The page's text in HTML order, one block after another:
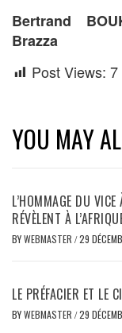
Bertrand
Brazza
Post Views: 7
YOU MAY
L’HOMMAGE DU VICE
RÉVÈLENT À
BYWEBMASTER /29
LE PRÉFACIER ET LE
BYWEBMASTER /29